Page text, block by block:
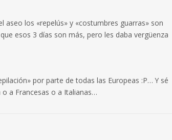
aseo los «repelús» y «costumbres guarras» son
esos 3 días son más, pero les daba vergüenza
por parte de todas las Europeas :P… Y sé
a Francesas o a Italianas…